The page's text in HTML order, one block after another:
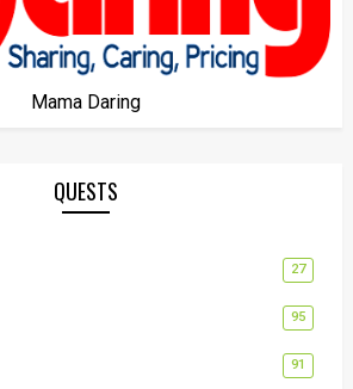
Mama Daring
QUESTS
27
95
91